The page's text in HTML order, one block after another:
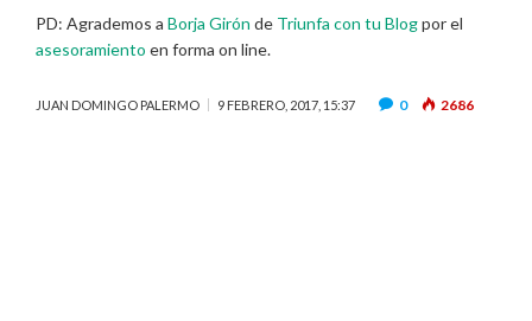
PD: Agrademos a Borja Girón de Triunfa con tu Blogpor el
asesoramiento en forma on line.
JUAN DOMINGO PALERMO 9 FEBRERO, 2017, 15:37 0 2686